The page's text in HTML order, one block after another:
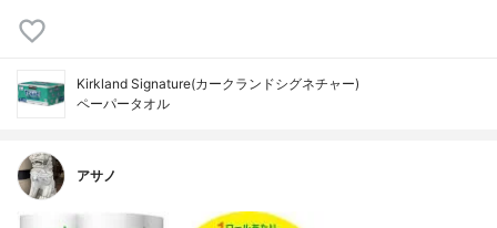
Kirkland Signature(カークランドシグネチャー)
ペーパータオル
アサノ